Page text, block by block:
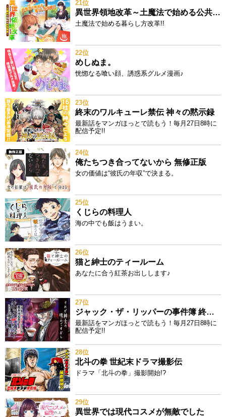
21位
異世界領地改革～土魔法で始める公共事業～
土魔法で始める暮らし方改革!!
22位
めしぬま。
恍惚なる喰い顔、誘惑系グルメ漫画♪
23位
終末のワルキューレ禁伝 神々の黙示録
最新話をマンガほっとで読もう！毎月27日8時に
配信予定!!
24位
俺たちつき合ってないから 無修正版
女の価値は“彼氏の年収”で決まる。
25位
くじらの料理人
海の中でも飯はうまい。
26位
猫と紳士のティールーム
あなたに合う紅茶お出しします♪
27位
ジャック・ザ・リッパーの事件簿 終末のワルキューレ奇譚
最新話をマンガほっとで読もう！毎月27日8時に
配信予定!!
28位
北斗の拳 世紀末ドラマ撮影伝
ドラマ「北斗の拳」撮影開始!?
29位
異世界では現代コスメが無敵でした